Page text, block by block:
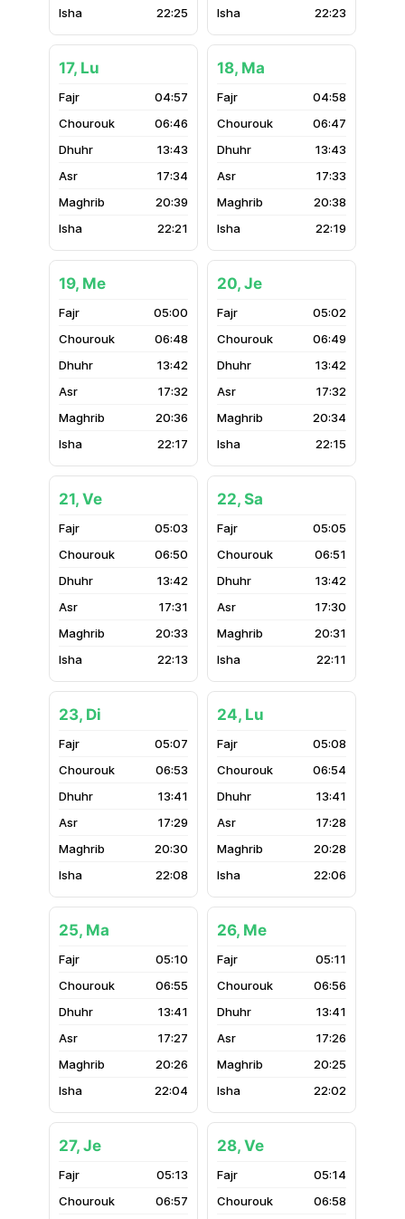
22:25 22:23
17, Lu
04:57
06:46
13:43
17:34
20:39
22:21
18, Ma
04:58
06:47
13:43
17:33
20:38
22:19
19, Me
05:00
06:48
13:42
17:32
20:36
22:17
20, Je
05:02
06:49
13:42
17:32
20:34
22:15
21, Ve
05:03
06:50
13:42
17:31
20:33
22:13
22, Sa
05:05
06:51
13:42
17:30
20:31
22:11
23, Di
05:07
06:53
13:41
17:29
20:30
22:08
24, Lu
05:08
06:54
13:41
17:28
20:28
22:06
25, Ma
05:10
06:55
13:41
17:27
20:26
22:04
26, Me
05:11
06:56
13:41
17:26
20:25
22:02
27, Je
05:13
06:57
28, Ve
05:14
06:58